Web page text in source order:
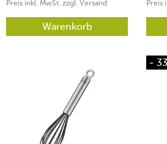
Preis inkl. MwSt. zzgl. Versand
Warenkorb
Preis
-